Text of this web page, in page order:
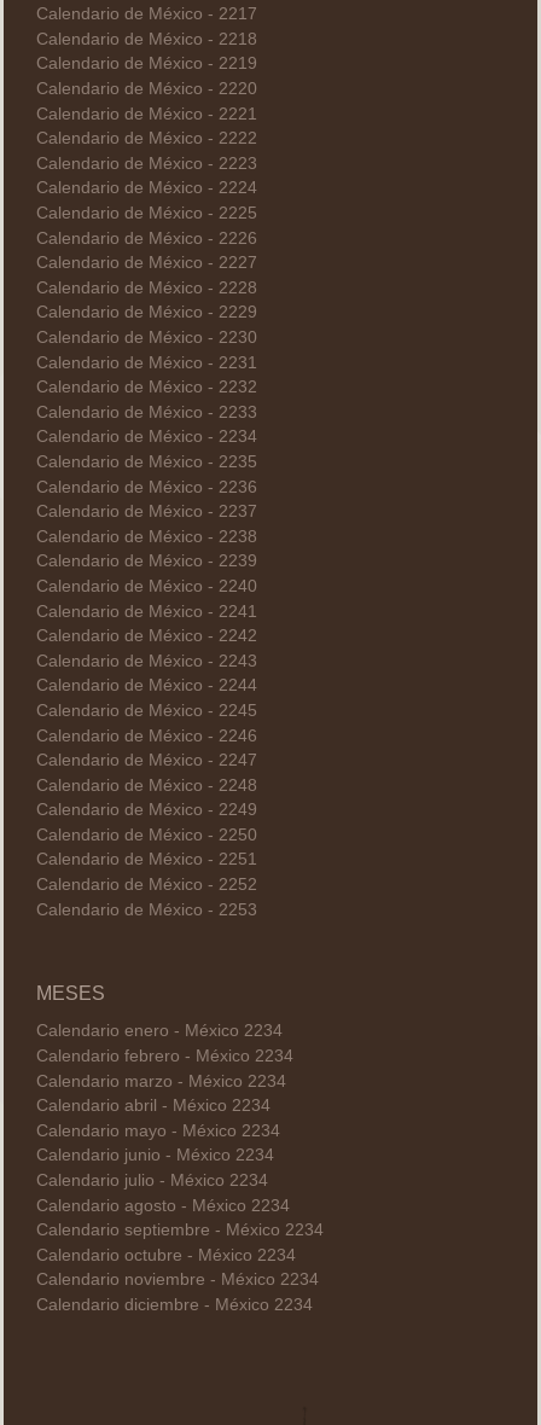
Calendario de México - 2217
Calendario de México - 2218
Calendario de México - 2219
Calendario de México - 2220
Calendario de México - 2221
Calendario de México - 2222
Calendario de México - 2223
Calendario de México - 2224
Calendario de México - 2225
Calendario de México - 2226
Calendario de México - 2227
Calendario de México - 2228
Calendario de México - 2229
Calendario de México - 2230
Calendario de México - 2231
Calendario de México - 2232
Calendario de México - 2233
Calendario de México - 2234
Calendario de México - 2235
Calendario de México - 2236
Calendario de México - 2237
Calendario de México - 2238
Calendario de México - 2239
Calendario de México - 2240
Calendario de México - 2241
Calendario de México - 2242
Calendario de México - 2243
Calendario de México - 2244
Calendario de México - 2245
Calendario de México - 2246
Calendario de México - 2247
Calendario de México - 2248
Calendario de México - 2249
Calendario de México - 2250
Calendario de México - 2251
Calendario de México - 2252
Calendario de México - 2253
MESES
Calendario enero - México 2234
Calendario febrero - México 2234
Calendario marzo - México 2234
Calendario abril - México 2234
Calendario mayo - México 2234
Calendario junio - México 2234
Calendario julio - México 2234
Calendario agosto - México 2234
Calendario septiembre - México 2234
Calendario octubre - México 2234
Calendario noviembre - México 2234
Calendario diciembre - México 2234